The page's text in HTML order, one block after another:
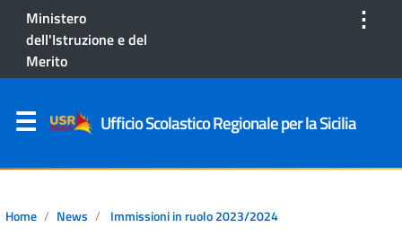
Ministero
dell'Istruzione e del
Merito
⋮
Ufficio Scolastico Regionale per la Sicilia
Home News Immissioni in ruolo 2023/2024